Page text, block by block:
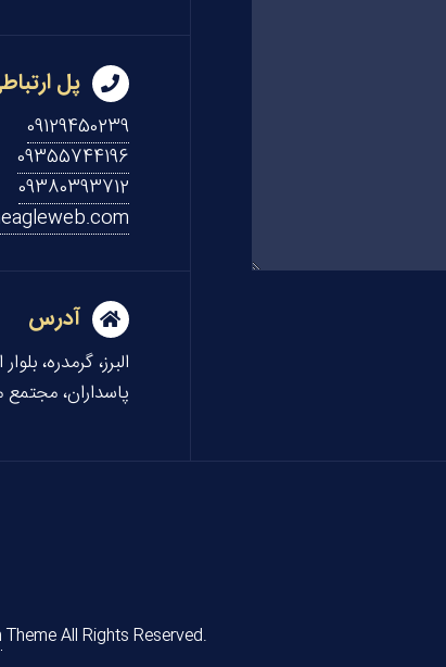
پل
09129450239
09355744196
09380393712
آدرس
البرز، گرمدره،
پاسداران، مجتمع مهر،
Theme All Rights Reserved.